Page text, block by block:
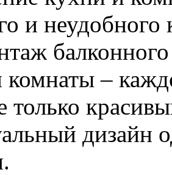
и
комнаты –
только
дизайн